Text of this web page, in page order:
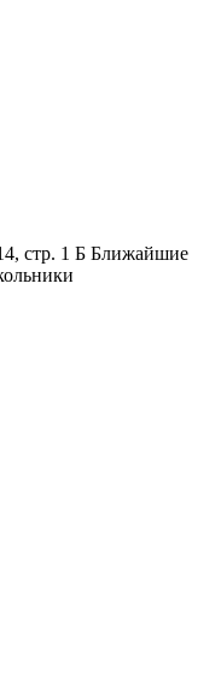
стр. 1 Б Ближайшие